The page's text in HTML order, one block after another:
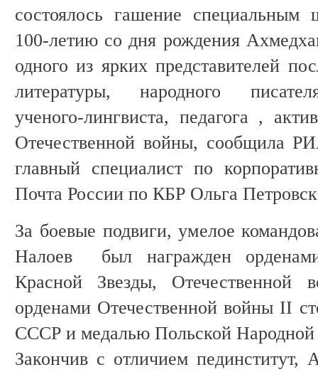
состоялось гашение специальным
100-летию со дня рождения
одного из ярких представителей
литературы, народного
ученого-лингвиста, педагога ,
Отечественной войны, сообщила
главный специалист по
Почта России по КБР Ольга
За боевые подвиги, умелое
Налоев был награжден
Красной Звезды, Отечественной
орденами Отечественной войны II
СССР и медалью Польской Народной
Закончив с отличием пединститут,